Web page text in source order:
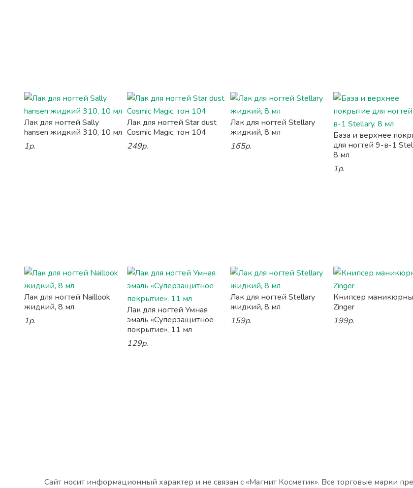
Лак для ногтей Sally
hansen жидкий 310, 10 мл
1р.
Лак для ногтей Star dust
Cosmic Magic, тон 104
249р.
Лак для ногтей Stellary
жидкий, 8 мл
165р.
База и верхнее
для ногтей 9-в-1
8 мл
1р.
Лак для ногтей Naillook
жидкий, 8 мл
1р.
Лак для ногтей Умная
эмаль «Суперзащитное
покрытие», 11 мл
129р.
Лак для ногтей Stellary
жидкий, 8 мл
159р.
Книпсер
Zinger
199р.
Сайт носит информационный характер и не связан с «Магнит Косметик». Все торговые марки